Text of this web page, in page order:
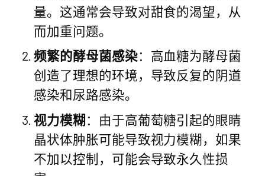
量。这通常会导致对甜食的渴望，从
而加重问题。
频繁的酵母菌感染：高血糖为酵母菌
创造了理想的环境，导致反复的阴道
感染和尿路感染。
视力模糊：由于高葡萄糖引起的眼睛
晶状体肿胀可能导致视力模糊，如果
不加以控制，可能会导致永久性损